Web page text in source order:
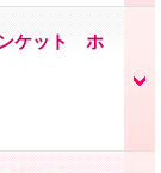
ンケット ホ